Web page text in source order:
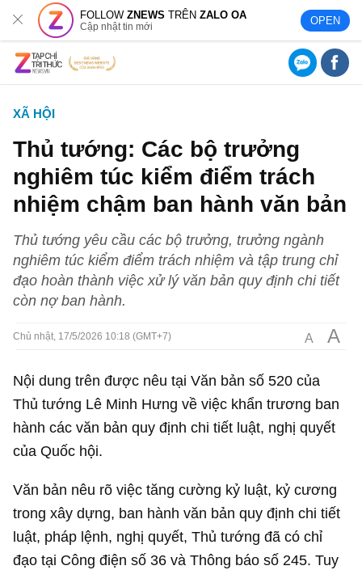
FOLLOWZNEWS TRÊNZALO OA
Cập nhật tin mới OPEN
XÃ HỘI
Thủ tướng: Các bộ trưởng
nghiêm túc kiểm điểm trách
nhiệm chậm ban hành văn bản
Thủ tướng yêu cầu các bộ trưởng, trưởng ngành
nghiêm túc kiểm điểm trách nhiệm và tập trung chỉ
đạo hoàn thành việc xử lý văn bản quy định chi tiết
còn nợ ban hành.
Chủ nhật, 17/5/2026 10:18 (GMT+7) A A
Nội dung trên được nêu tại Văn bản số 520 của
Thủ tướng Lê Minh Hưng về việc khẩn trương ban
hành các văn bản quy định chi tiết luật, nghị quyết
của Quốc hội.
Văn bản nêu rõ việc tăng cường kỷ luật, kỷ cương
trong xây dựng, ban hành văn bản quy định chi tiết
luật, pháp lệnh, nghị quyết, Thủ tướng đã có chỉ
đạo tại Công điện số 36 và Thông báo số 245. Tuy